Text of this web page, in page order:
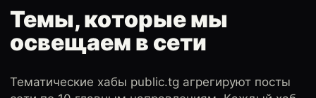
Темы, которые мы
освещаем в сети
Тематические хабы public.tg агрегируют посты